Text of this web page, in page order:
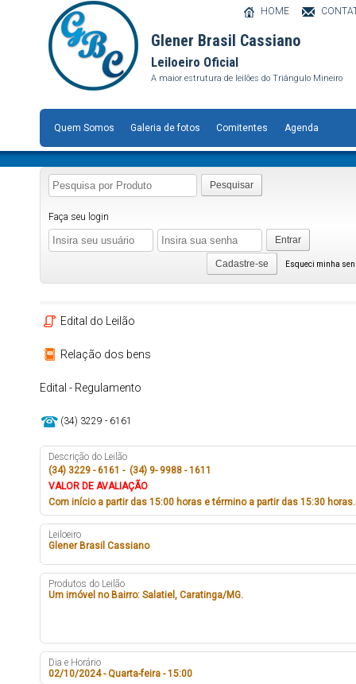
Glener Brasil Cassiano
Leiloeiro Oficial
A maior estrutura de leilões do Triângulo Mineiro
HOME
Quem Somos Galeria de fotos Comitentes Agenda
Pesquisar
Faça seu login
Entrar
Esqueci minha
Cadastre-se
Edital do Leilão
Relação dos bens
Edital - Regulamento
(34) 3229 - 6161
Descrição do Leilão
(34) 3229 - 6161 - (34) 9- 9988 - 1611
VALOR DE AVALIAÇÃO
Com início a partir das 15:00 horas e término a partir das 15:30 horas.
Leiloeiro
Glener Brasil Cassiano
Produtos do Leilão
Um imóvel no Bairro: Salatiel, Caratinga/MG.
Dia e Horário
02/10/2024 - Quarta-feira - 15:00